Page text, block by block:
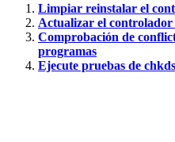
Limpiar reinstalar el
Actualizar el controlador
Comprobación de
programas
Ejecute pruebas de